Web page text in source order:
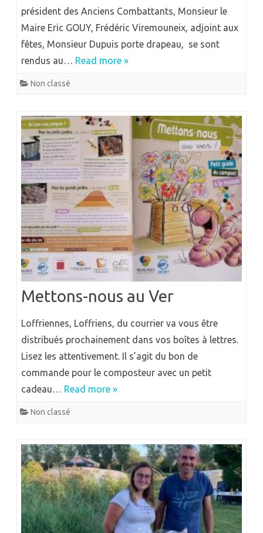
président des Anciens Combattants, Monsieur le
Maire Eric GOUY, Frédéric Viremouneix, adjoint aux
fêtes, Monsieur Dupuis porte drapeau, se sont
rendus au… Read more »
Non classé
Mettons-nous au Ver
Loffriennes, Loffriens, du courrier va vous être
distribués prochainement dans vos boîtes à lettres.
Lisez les attentivement. Il s’agit du bon de
commande pour le composteur avec un petit
cadeau… Read more »
Non classé